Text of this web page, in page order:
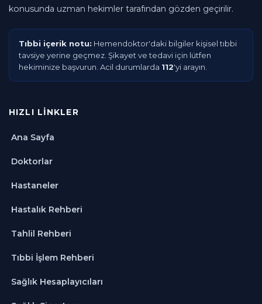
konusunda uzman hekimler tarafından gözden geçirilir.
Tıbbi içerik notu: Hemendoktor'daki bilgiler kişisel tıbbi
tavsiye yerine geçmez. Şikayet ve tedavi için lütfen
hekiminize başvurun. Acil durumlarda 112'yi arayın.
HIZLI LINKLER
Ana Sayfa
Doktorlar
Hastaneler
Hastalık Rehberi
Tahlil Rehberi
Tıbbi İşlem Rehberi
Sağlık Hesaplayıcıları